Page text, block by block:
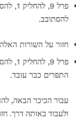
פרל 9, להחליק 1, להסתובב, לסרוג 9,
להסתובב.
חזור על השורות האלה 8 פעמים נוספות.
התפרים כבר עובד.
ולעבוד באותה דרך. חזור